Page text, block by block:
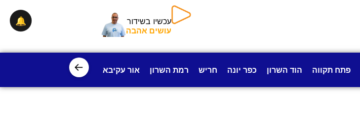
עכשיו בשידור
עושים אהבה
פתח תקווה הוד השרון כפר יונה חריש רמת השרון אור עקיבא פרדס חנה
←
🔔